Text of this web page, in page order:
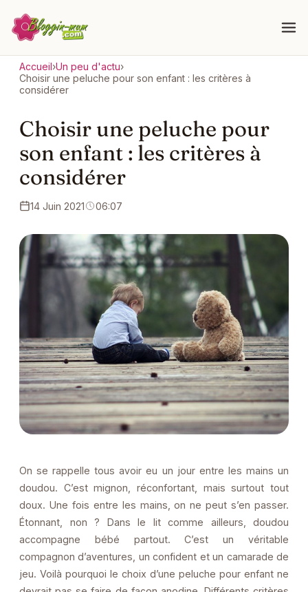
Accueil›Un peu d'actu›
Choisir une peluche pour son enfant : les critères à
considérer
Choisir une peluche pour
son enfant : les critères à
considérer
14 Juin 2021 06:07
On se rappelle tous avoir eu un jour entre les mains un
doudou. C’est mignon, réconfortant, mais surtout tout
doux. Une fois entre les mains, on ne peut s’en passer.
Étonnant, non ? Dans le lit comme ailleurs, doudou
accompagne bébé partout. C’est un véritable
compagnon d’aventures, un confident et un camarade de
jeu. Voilà pourquoi le choix d’une peluche pour enfant ne